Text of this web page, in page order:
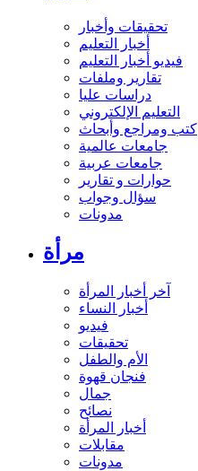
تحقيقات وأخبار
أخبار التعليم
فيديو أخبار التعليم
تقارير وملفات
دراسات عليا
التعليم الإلكتروني
كتب ومراجع وأبحاث
جامعات عالمية
جامعات عربية
حوارات و تقارير
سؤال وجواب
مدونات
مرأة
آخر أخبار المرأة
أخبار النساء
فيديو
تحقيقات
الأم والطفل
فنجان قهوة
جمال
نصائح
أخبار المرأة
مقابلات
مدونات